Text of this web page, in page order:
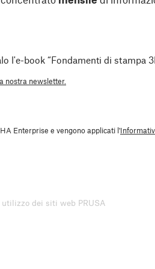
l'e-book “Fondamenti di stampa
nostra newsletter.
Enterprise e vengono applicati l'
dei siti web PRUSA